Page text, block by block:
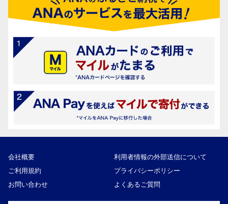
会社概要
利用者情報の外部送信について
ご利用規約
プライバシーポリシー
お問い合わせ
よくあるご質問